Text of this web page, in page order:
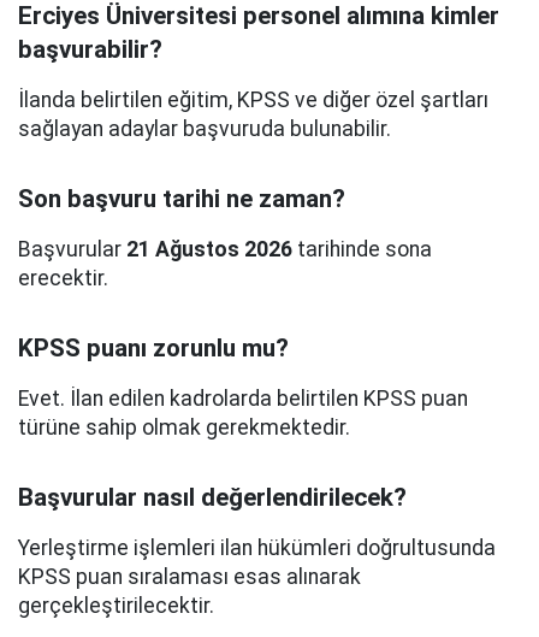
Erciyes Üniversitesi personel alımına kimler
başvurabilir?
İlanda belirtilen eğitim, KPSS ve diğer özel şartları
sağlayan adaylar başvuruda bulunabilir.
Son başvuru tarihi ne zaman?
Başvurular 21 Ağustos 2026 tarihinde sona
erecektir.
KPSS puanı zorunlu mu?
Evet. İlan edilen kadrolarda belirtilen KPSS puan
türüne sahip olmak gerekmektedir.
Başvurular nasıl değerlendirilecek?
Yerleştirme işlemleri ilan hükümleri doğrultusunda
KPSS puan sıralaması esas alınarak
gerçekleştirilecektir.